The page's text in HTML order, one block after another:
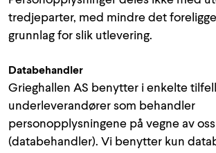
tredjeparter, med mindre det
grunnlag for slik utlevering.
Databehandler
Grieghallen AS benytter i enkelte
underleverandører som behandler
personopplysningene på vegne av oss
(databehandler). Vi benytter kun